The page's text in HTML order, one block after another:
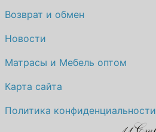
Возврат и обмен
Новости
Матрасы и Мебель оптом
Карта сайта
Политика конфиденциальности